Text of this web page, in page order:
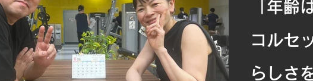
「年齢
コルセ
らしさ